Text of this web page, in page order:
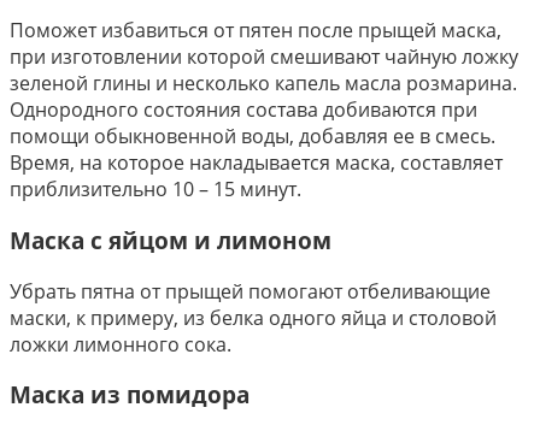
Поможет избавиться от пятен после прыщей маска,
при изготовлении которой смешивают чайную ложку
зеленой глины и несколько капель масла розмарина.
Однородного состояния состава добиваются при
помощи обыкновенной воды, добавляя ее в смесь.
Время, на которое накладывается маска, составляет
приблизительно 10 – 15 минут.
Маска с яйцом и лимоном
Убрать пятна от прыщей помогают отбеливающие
маски, к примеру, из белка одного яйца и столовой
ложки лимонного сока.
Маска из помидора